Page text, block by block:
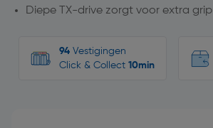
Diepe TX-drive zorgt voor extra grip
94 Vestigingen
Click & Collect 10min